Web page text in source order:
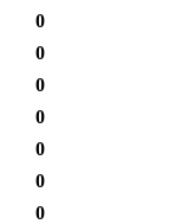
0
0
0
0
0
0
0